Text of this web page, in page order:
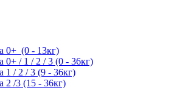
0+ (0 - 13кг)
0+ / 1 / 2 / 3 (0 - 36кг)
1 / 2 / 3 (9 - 36кг)
2 /3 (15 - 36кг)